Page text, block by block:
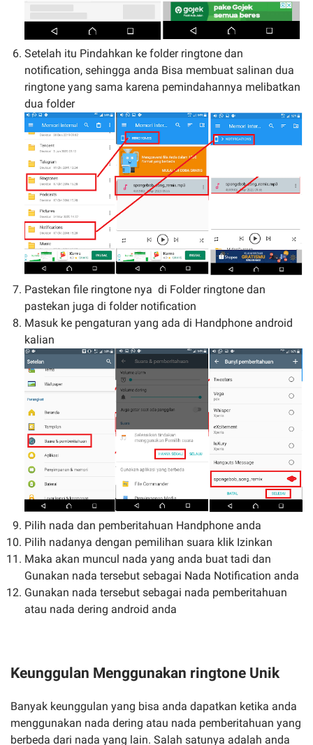
Setelah itu Pindahkan ke folder ringtone dan
notification, sehingga anda Bisa membuat salinan dua
ringtone yang sama karena pemindahannya melibatkan
dua folder
Pastekan file ringtone nya di Folder ringtone dan
pastekan juga di folder notification
Masuk ke pengaturan yang ada di Handphone android
kalian
Pilih nada dan pemberitahuan Handphone anda
Pilih nadanya dengan pemilihan suara klik Izinkan
Maka akan muncul nada yang anda buat tadi dan
Gunakan nada tersebut sebagai Nada Notification anda
Gunakan nada tersebut sebagai nada pemberitahuan
atau nada dering android anda
Keunggulan Menggunakan ringtone Unik
Banyak keunggulan yang bisa anda dapatkan ketika anda
menggunakan nada dering atau nada pemberitahuan yang
berbeda dari nada yang lain. Salah satunya adalah anda